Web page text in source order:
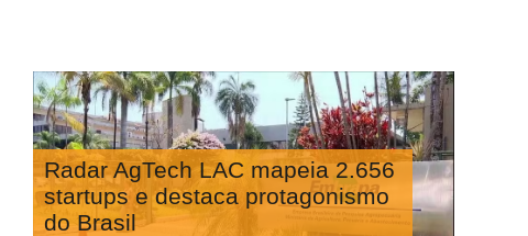
Radar AgTech LAC mapeia 2.656
startups e destaca protagonismo
do Brasil